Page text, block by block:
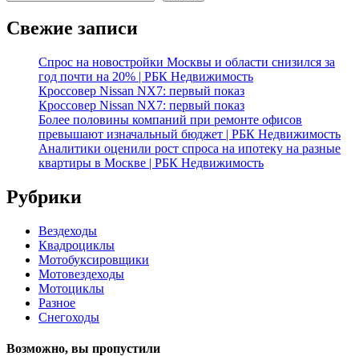
Свежие записи
Спрос на новостройки Москвы и области снизился за
год почти на 20% | РБК Недвижимость
Кроссовер Nissan NX7: первый показ
Кроссовер Nissan NX7: первый показ
Более половины компаний при ремонте офисов
превышают изначальный бюджет | РБК Недвижимость
Аналитики оценили рост спроса на ипотеку на разные
квартиры в Москве | РБК Недвижимость
Рубрики
Вездеходы
Квадроциклы
Мотобуксировщики
Мотовездеходы
Мотоциклы
Разное
Снегоходы
Возможно, вы пропустили